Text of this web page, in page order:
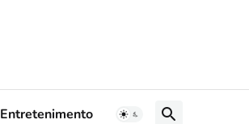
Entretenimento